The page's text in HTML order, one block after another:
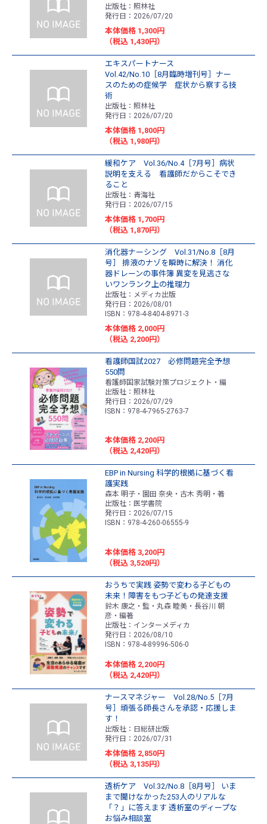
出版社：照林社
発行日：2026/07/20
本体価格 1,300円
（税込 1,430円）
エキスパートナース
Vol.42/No.10［8月臨時増刊号］ナー
スのための症候学 症状から察する技
術
出版社：照林社
発行日：2026/07/20
本体価格 1,800円
（税込 1,980円）
緩和ケア Vol.36/No.4［7月号］病状
説明を支える 看護師だからこそでき
ること
出版社：青海社
発行日：2026/07/15
本体価格 1,700円
（税込 1,870円）
消化器ナーシング Vol.31/No.8［8月
号］ 排液のナゾを瞬時に解決！ 消化
器ドレーンの事件簿 異変を見逃さな
いワンランク上の推理力
出版社：メディカ出版
発行日：2026/08/01
ISBN：978-4-8404-8971-3
本体価格 2,000円
（税込 2,200円）
看護師国試2027 必修問題完全予想
550問
看護師国家試験対策プロジェクト・編
出版社：照林社
発行日：2026/07/29
ISBN：978-4-7965-2763-7
本体価格 2,200円
（税込 2,420円）
EBP in Nursing 科学的根拠に基づく看
護実践
森本 明子・園田 奈央・古木 秀明・著
出版社：医学書院
発行日：2026/07/15
ISBN：978-4-260-06555-9
本体価格 3,200円
（税込 3,520円）
おうちで実践 姿勢で変わる子どもの
未来！障害をもつ子どもの発達支援
鈴木 康之・監・丸森 睦美・長谷川 朝
彦・編著
出版社：インターメディカ
発行日：2026/08/10
ISBN：978-4-89996-506-0
本体価格 2,200円
（税込 2,420円）
ナースマネジャー Vol.28/No.5［7月
号］頑張る師長さんを承認・応援しま
す！
出版社：日総研出版
発行日：2026/07/31
本体価格 2,850円
（税込 3,135円）
透析ケア Vol.32/No.8［8月号］ いま
まで聞けなかった253人のリアルな
「？」に答えます 透析室のディープな
お悩み相談室